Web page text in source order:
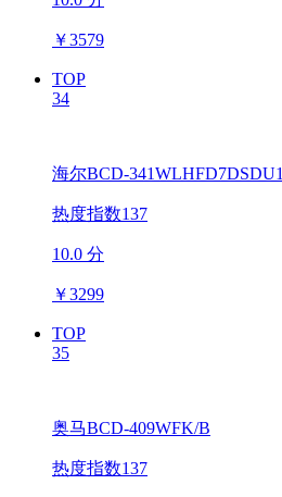
￥3579
TOP
34
海尔BCD-341WLHFD7DSDU1
热度指数137
10.0 分
￥3299
TOP
35
奥马BCD-409WFK/B
热度指数137